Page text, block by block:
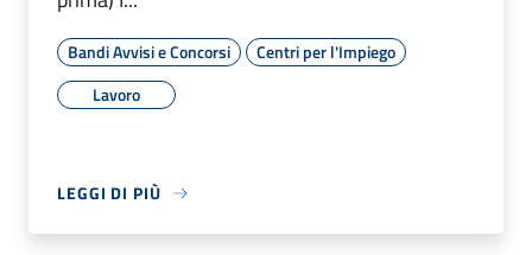
Bandi Avvisi e Concorsi
Centri per l'Impiego
Lavoro
LEGGI DI PIÙ